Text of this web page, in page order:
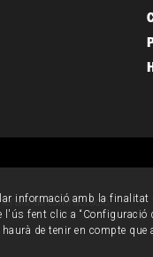
de contractació
informació amb la
l'ús fent clic a
de tenir en compte